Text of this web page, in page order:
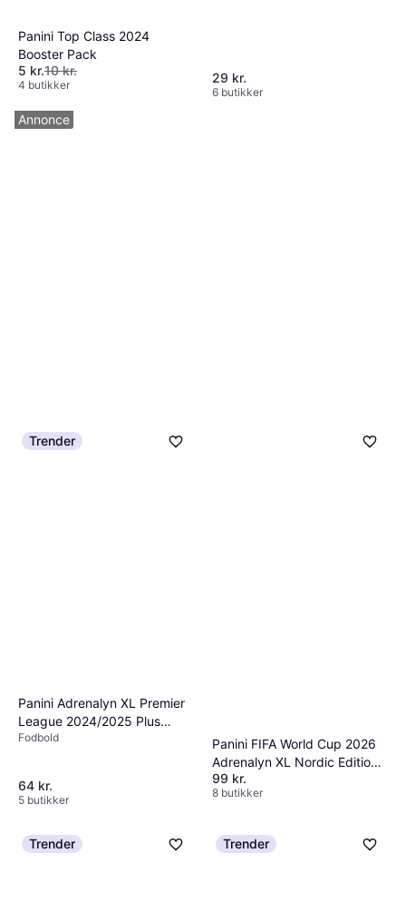
Panini Top Class 2024
Booster Pack
5 kr.10 kr.
4 butikker 29 kr.
6 butikker
Trender
Panini Adrenalyn XL Premier
League 2024/2025 Plus
Starter Pack
Fodbold
64 kr.
5 butikker
Panini FIFA World Cup 2026
Adrenalyn XL Nordic Edition
Pocket Tin
99 kr.
8 butikker
Trender Trender
Annonce